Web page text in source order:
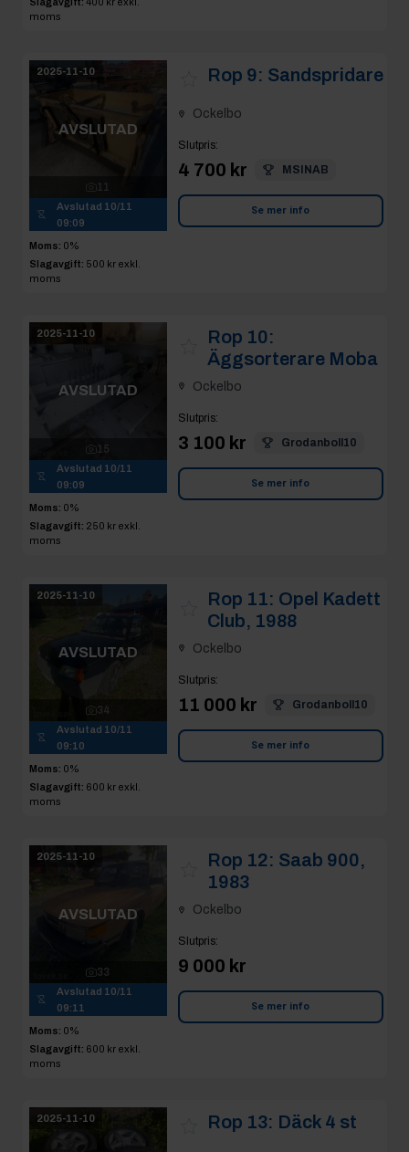
moms
2025-11-10
AVSLUTAD
11
Avslutad 10/11
09:09
Moms: 0%
Slagavgift: 500 kr exkl.
moms
Rop 9: Sandspridare
Ockelbo
Slutpris:
4 700 kr MSINAB
Se mer info
2025-11-10
AVSLUTAD
15
Avslutad 10/11
09:09
Moms: 0%
Slagavgift: 250 kr exkl.
moms
Rop 10:
Äggsorterare Moba
Ockelbo
Slutpris:
3 100 kr Grodanboll10
Se mer info
2025-11-10
AVSLUTAD
34
Avslutad 10/11
09:10
Moms: 0%
Slagavgift: 600 kr exkl.
moms
Rop 11: Opel Kadett
Club, 1988
Ockelbo
Slutpris:
11 000 kr Grodanboll10
Se mer info
2025-11-10
AVSLUTAD
33
Avslutad 10/11
09:11
Moms: 0%
Slagavgift: 600 kr exkl.
moms
Rop 12: Saab 900,
1983
Ockelbo
Slutpris:
9 000 kr
Se mer info
2025-11-10 Rop 13: Däck 4 st